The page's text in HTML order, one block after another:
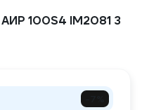
100S4 IM2081 3